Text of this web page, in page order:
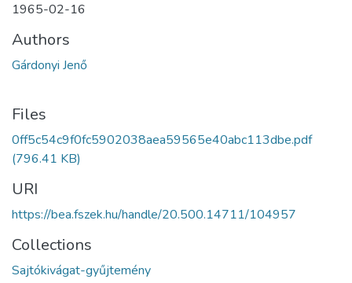
1965-02-16
Authors
Gárdonyi Jenő
Files
0ff5c54c9f0fc5902038aea59565e40abc113dbe.pdf
(796.41 KB)
URI
https://bea.fszek.hu/handle/20.500.14711/104957
Collections
Sajtókivágat-gyűjtemény